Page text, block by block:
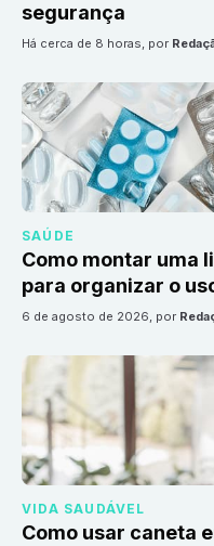
segurança
há cerca de 8 horas, por
SAÚDE
Como montar uma
para organizar o
6 de agosto de 2026, por
VIDA SAUDÁVEL
Como usar caneta